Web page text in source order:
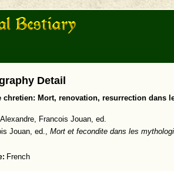
Detail
chretien: Mort, renovation, resurrection dans
Francois Jouan, ed.
Jouan, ed., Mort et fecondite dans les
French